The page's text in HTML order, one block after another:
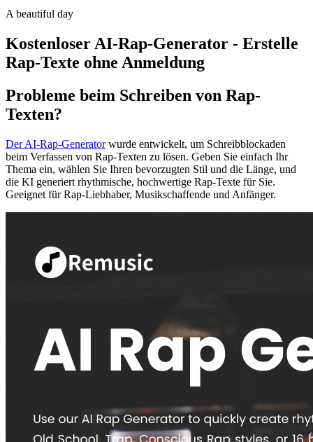
A beautiful day
Kostenloser AI-Rap-Generator - Erstelle
Rap-Texte ohne Anmeldung
Probleme beim Schreiben von Rap-
Texten?
Der AI-Rap-Generatorwurde entwickelt, um Schreibblockaden
beim Verfassen von Rap-Texten zu lösen. Geben Sie einfach Ihr
Thema ein, wählen Sie Ihren bevorzugten Stil und die Länge, und
die KI generiert rhythmische, hochwertige Rap-Texte für Sie.
Geeignet für Rap-Liebhaber, Musikschaffende und Anfänger.